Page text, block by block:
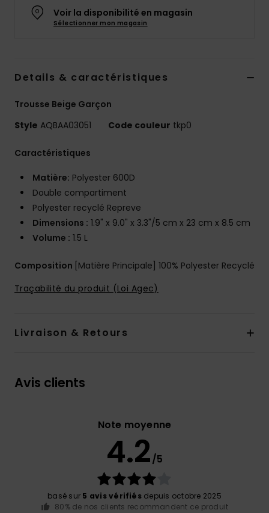
Voir la disponibilité en magasin
Sélectionner mon magasin
Details & caractéristiques
Trousse Beige Garçon
Style AQBAA03051 Code couleur tkp0
Caractéristiques
Matière: Polyester 600D
Double compartiment
Polyester recyclé Repreve
Dimensions : 1.9" x 9.0" x 3.3"/5 cm x 23 cm x 8.5 cm
Volume : 1.5 L
Composition [Matière Principale] 100% Polyester Recyclé
Traçabilité du produit (Loi Agec)
Livraison & Retours
Avis clients
Note moyenne
4.2/5
basé sur 5 avis vérifiésdepuis octobre 2025
80% de nos clients recommandent ce produit